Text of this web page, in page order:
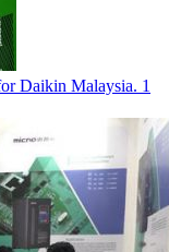
Daikin Malaysia. 1